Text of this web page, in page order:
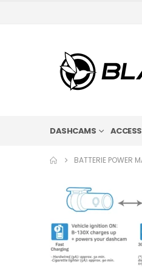
DASHCAMS
BATTERIE POWER